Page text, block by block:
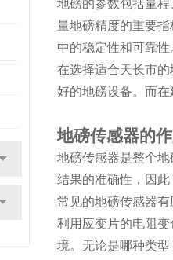
地磅的参数包括量
量地磅精度的重要
中的稳定性和可靠性
在选择适合天长市
好的地磅设备。而
地磅传感器的
地磅传感器是整个
结果的准确性，因
常见的地磅传感器
利用应变片的电阻
境。无论是哪种类